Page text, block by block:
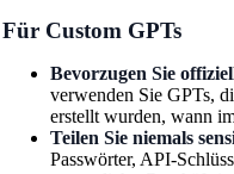
Für Custom GPTs
Bevorzugen Sie
verwenden Sie GPTs,
erstellt wurden, wann
Teilen Sie niemals
Passwörter, API-